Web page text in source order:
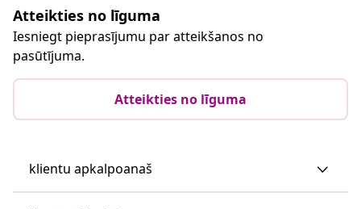
Atteikties no līguma
Iesniegt pieprasījumu par atteikšanos no
pasūtījuma.